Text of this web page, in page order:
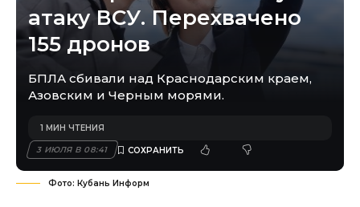
атаку ВСУ. Перехвачено
155 дронов
БПЛА сбивали над Краснодарским краем,
Азовским и Черным морями.
3 ИЮЛЯ В 08:41
1 МИН ЧТЕНИЯ
Фото: Кубань Информ